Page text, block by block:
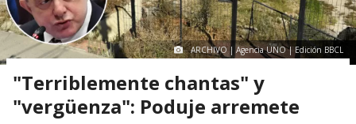
ARCHIVO | Agencia UNO | Edición BBCL
"Terriblemente chantas" y
"vergüenza": Poduje arremete